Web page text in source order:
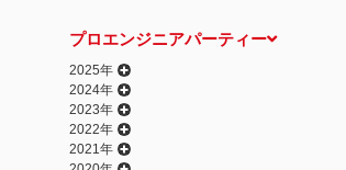
プロエンジニアパーティー
2025年
2024年
2023年
2022年
2021年